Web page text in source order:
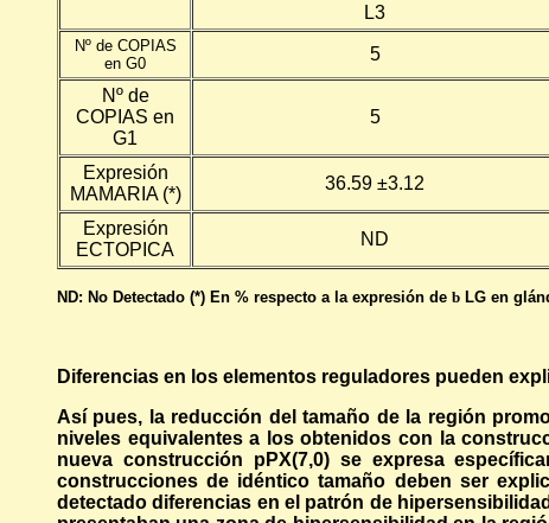
L3
Nº de COPIAS
en G0
5
Nº de
COPIAS en
G1
5
Expresión
MAMARIA (*)
36.59 ±3.12
Expresión
ECTOPICA
ND
ND: No Detectado (*) En % respecto a la expresión de b LG en
Diferencias en los elementos reguladores pueden
Así pues, la reducción del tamaño de la región
niveles equivalentes a los obtenidos con la
nueva construcción pPX(7,0) se expresa
construcciones de idéntico tamaño deben ser
detectado diferencias en el patrón de